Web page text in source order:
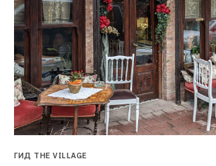
ГИД THE VILLAGE